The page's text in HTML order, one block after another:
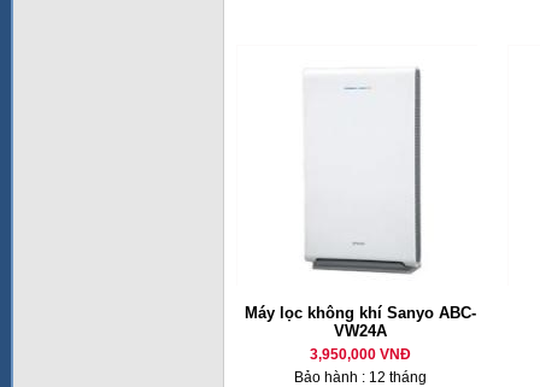
Máy lọc không khí Sanyo ABC-
VW24A
3,950,000 VNĐ
Bảo hành : 12 tháng